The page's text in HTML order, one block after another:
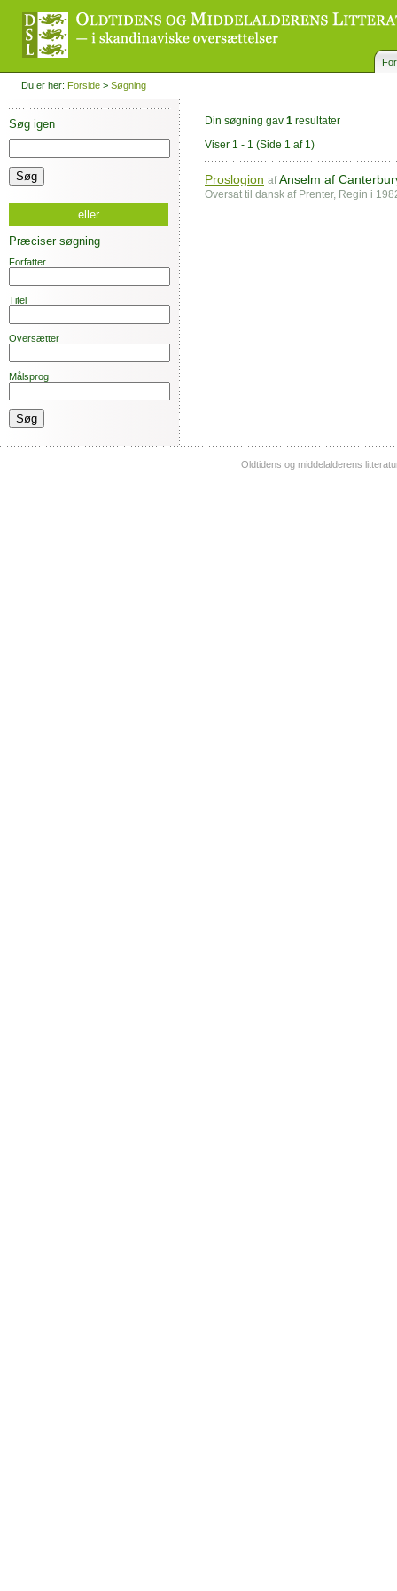
Du er her: Forside > Søgning
Søg igen
... eller ...
Præciser søgning
Forfatter
Titel
Oversætter
Målsprog
Din søgning gav 1 resultater
Viser 1 - 1 (Side 1 af 1)
Proslogion afAnselm af
Oversat til dansk af Prenter, Regin i
Oldtidens og middelalderens